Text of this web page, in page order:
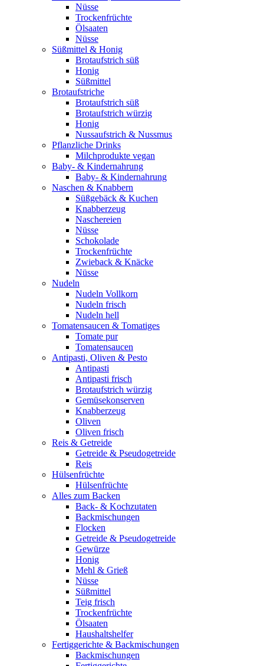
Nüsse
Trockenfrüchte
Ölsaaten
Nüsse
Süßmittel & Honig
Brotaufstrich süß
Honig
Süßmittel
Brotaufstriche
Brotaufstrich süß
Brotaufstrich würzig
Honig
Nussaufstrich & Nussmus
Pflanzliche Drinks
Milchprodukte vegan
Baby- & Kindernahrung
Baby- & Kindernahrung
Naschen & Knabbern
Süßgebäck & Kuchen
Knabberzeug
Naschereien
Nüsse
Schokolade
Trockenfrüchte
Zwieback & Knäcke
Nüsse
Nudeln
Nudeln Vollkorn
Nudeln frisch
Nudeln hell
Tomatensaucen & Tomatiges
Tomate pur
Tomatensaucen
Antipasti, Oliven & Pesto
Antipasti
Antipasti frisch
Brotaufstrich würzig
Gemüsekonserven
Knabberzeug
Oliven
Oliven frisch
Reis & Getreide
Getreide & Pseudogetreide
Reis
Hülsenfrüchte
Hülsenfrüchte
Alles zum Backen
Back- & Kochzutaten
Backmischungen
Flocken
Getreide & Pseudogetreide
Gewürze
Honig
Mehl & Grieß
Nüsse
Süßmittel
Teig frisch
Trockenfrüchte
Ölsaaten
Haushaltshelfer
Fertiggerichte & Backmischungen
Backmischungen